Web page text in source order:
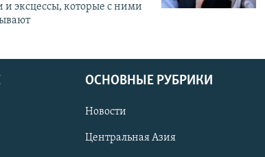
и эксцессы, которые с ними
ОСНОВНЫЕ РУБРИКИ
Новости
Центральная Азия